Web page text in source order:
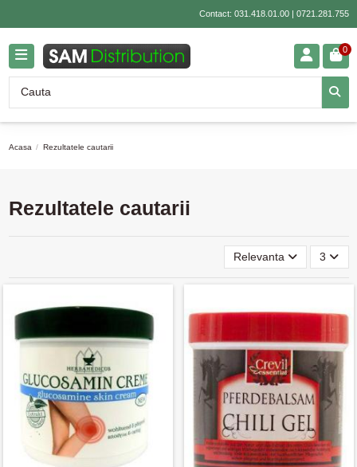
Contact: 031.418.01.00| 0721.281.755
0
Acasa Rezultatele cautarii
Rezultatele cautarii
Relevanta 3